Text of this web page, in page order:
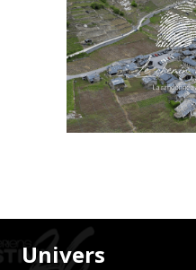
Univers